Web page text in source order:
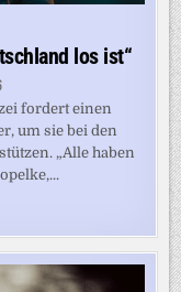
los ist“
fordert einen
um sie bei den
„Alle haben